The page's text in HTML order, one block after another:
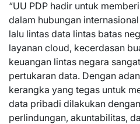
“UU PDP hadir untuk
dalam hubungan
lalu lintas data lintas batas
layanan cloud, kecerdasan
keuangan lintas negara
pertukaran data. Dengan
kerangka yang tegas untuk
data pribadi dilakukan
perlindungan, akuntabilitas,